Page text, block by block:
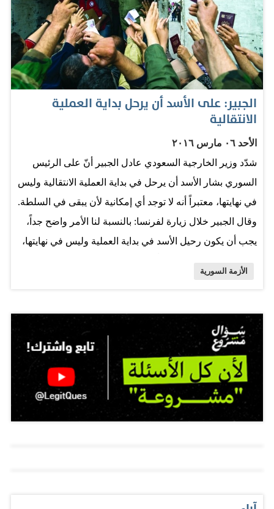
المحافظة الشمالي، إلى قصف من قوات النظام تسبب بوقوع
أضرار مادية، من دون معلومات عن خسائر بشرية. وقال
«المرصد» أن اشتباكات عنيفة بين قوات النظام والميليشيات
الموالية لها من جهة، وعناصر تنظيم «الدولة الإسلامية» من
جهة أخرى، استمرت إلى ما بعد منتصف ليل الجمعة - السبت
في محيط تدمر في ريف حمص الشرقي، تزامناً مع تنفيذ
طائرات حربية غارات على مناطق في المدينة. وقتل ضابط
برتبة ملازم أول خلال اشتباكات مع التنظيم في محيط مدينة
القريتين في ريف حمص الجنوبي الشرقي. وقضى متطوع في
الدفاع المدني في مدينة تلبيسة إثر انفجار صاروخ لم ينفجر
عندما…
الجبير: على الأسد أن يرحل بداية العملية
الانتقالية
الأحد ٠٦ مارس ٢٠١٦
شدّد وزير الخارجية السعودي عادل الجبير أنّ على الرئيس
السوري بشار الأسد أن يرحل في بداية العملية الانتقالية وليس
في نهايتها، معتبراً أنه لا توجد أي إمكانية لأن يبقى في السلطة.
وقال الجبير خلال زيارة لفرنسا: بالنسبة لنا الأمر واضح جداً،
يجب أن يكون رحيل الأسد في بداية العملية وليس في نهايتها،
إسطنبول التركية مقراً له، أمس، أنس العبدة رئيساً جديداً له.
على الأرض، سجلت العديد من الخروقات للهدنة السورية في
الأسبوع الأول من وقف الأعمال العدائية في جميع المناطق
السورية. المصدر: صحيفة البيان
الأزمة السورية